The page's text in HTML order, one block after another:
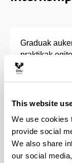
This website
We use cookies
provide social
We also share
our social
Graduak
praktikak
Ingeniaritza
esperientzia
ibilbide
eman dezake.